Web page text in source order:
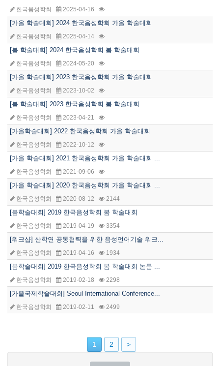
한국음성학회 2025-04-16
[가을 학술대회] 2024 한국음성학회 가을 학술대회
한국음성학회 2025-04-14
[봄 학술대회] 2024 한국음성학회 봄 학술대회
한국음성학회 2024-05-20
[가을 학술대회] 2023 한국음성학회 가을 학술대회
한국음성학회 2023-10-02
[봄 학술대회] 2023 한국음성학회 봄 학술대회
한국음성학회 2023-04-21
[가을학술대회] 2022 한국음성학회 가을 학술대회
한국음성학회 2022-10-12
[가을 학술대회] 2021 한국음성학회 가을 학술대회 ...
한국음성학회 2021-09-06
[가을 학술대회] 2020 한국음성학회 가을 학술대회 ...
한국음성학회 2020-08-12 2144
[봄학술대회] 2019 한국음성학회 봄 학술대회
한국음성학회 2019-04-19 3354
[워크샵] 산학연 공동협력을 위한 음성언어기술 워크...
한국음성학회 2019-04-16 1934
[봄학술대회] 2019 한국음성학회 봄 학술대회 논문 ...
한국음성학회 2019-02-18 2298
[가을국제학술대회] Seoul International Conference...
한국음성학회 2019-02-11 2499
1 2 >